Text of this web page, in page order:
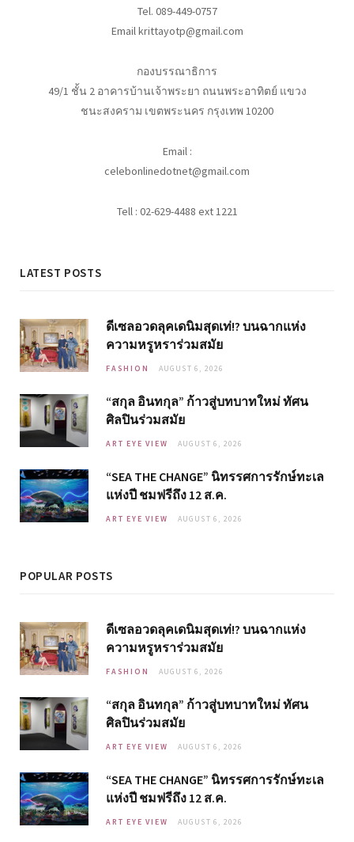
Tel. 089-449-0757
Email krittayotp@gmail.com
กองบรรณาธิการ
49/1 ชั้น 2 อาคารบ้านเจ้าพระยา ถนนพระอาทิตย์ แขวง
ชนะสงคราม เขตพระนคร กรุงเทพ 10200
Email :
celebonlinedotnet@gmail.com
Tell : 02-629-4488 ext 1221
LATEST POSTS
ดีเซลอวดลุคเดนิมสุดเท่!? บนฉากแห่ง
ความหรูหราร่วมสมัย
FASHION AUGUST 6, 2026
“สกุล อินทกุล” ก้าวสู่บทบาทใหม่ ทัศน
ศิลปินร่วมสมัย
ART EYE VIEW AUGUST 6, 2026
“SEA THE CHANGE” นิทรรศการรักษ์ทะเล
แห่งปี ชมฟรีถึง 12 ส.ค.
ART EYE VIEW AUGUST 6, 2026
POPULAR POSTS
ดีเซลอวดลุคเดนิมสุดเท่!? บนฉากแห่ง
ความหรูหราร่วมสมัย
FASHION AUGUST 6, 2026
“สกุล อินทกุล” ก้าวสู่บทบาทใหม่ ทัศน
ศิลปินร่วมสมัย
ART EYE VIEW AUGUST 6, 2026
“SEA THE CHANGE” นิทรรศการรักษ์ทะเล
แห่งปี ชมฟรีถึง 12 ส.ค.
ART EYE VIEW AUGUST 6, 2026